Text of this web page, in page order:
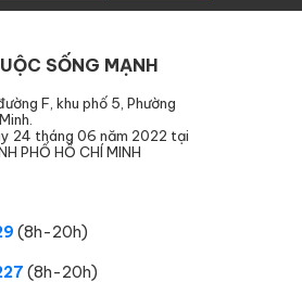
SỐNG MẠNH
F, khu phố 5, Phường
24 tháng 06 năm 2022 tại
PHỐ HỒ CHÍ MINH
(8h-20h)
(8h-20h)